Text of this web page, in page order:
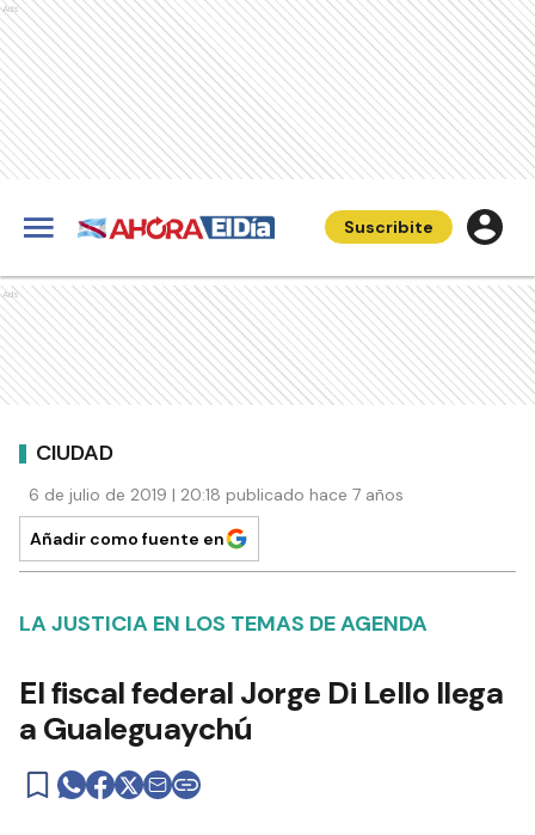
Ads
Suscribite
Ads
CIUDAD
6 de julio de 2019 | 20:18 publicado hace 7 años
Añadir como fuente en
LA JUSTICIA EN LOS TEMAS DE AGENDA
El fiscal federal Jorge Di Lello llega
a Gualeguaychú